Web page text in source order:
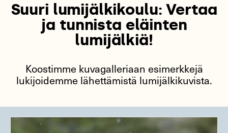
Suuri lumijälkikoulu: Vertaa
ja tunnista eläinten
lumijälkiä!
Koostimme kuvagalleriaan esimerkkejä
lukijoidemme lähettämistä lumijälkikuvista.